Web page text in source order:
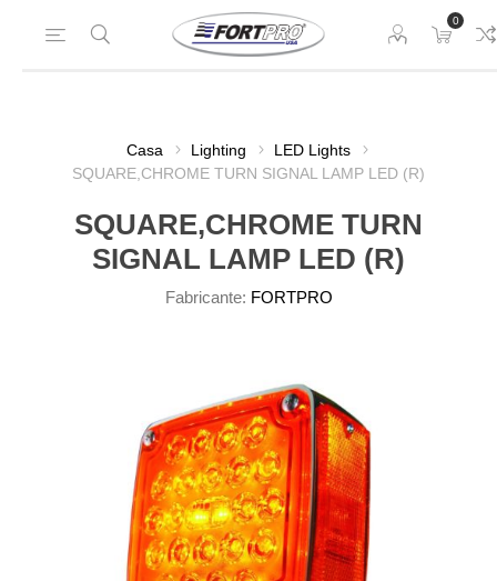
0
Casa Lighting
LED Lights
SQUARE,CHROME TURN SIGNAL LAMP LED (R)
SQUARE,CHROME TURN
SIGNAL LAMP LED (R)
Fabricante: FORTPRO